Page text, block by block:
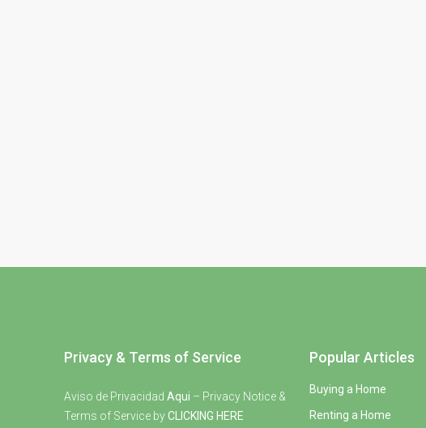
Privacy & Terms of Service
Aviso de Privacidad Aqui – Privacy Notice &
Terms of Service byCLICKING HERE
Popular Articles
Buying a Home
Renting a Home